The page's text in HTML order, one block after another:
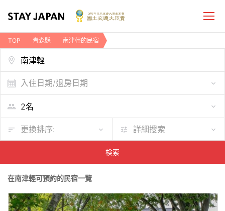
TOP 青森縣 南津輕的民宿
入住日期/退房日期
更換排序: 詳細搜索
検索
在南津輕可預約的民宿一覽